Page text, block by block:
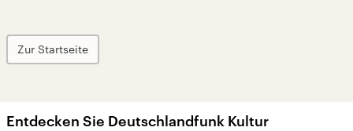
Zur Startseite
Entdecken Sie Deutschlandfunk Kultur